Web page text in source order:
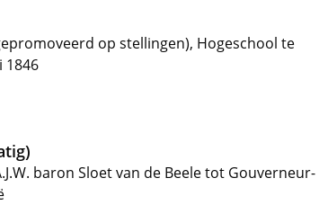
op stellingen), Hogeschool te
1846
baron Sloet van de Beele tot Gouverneur-